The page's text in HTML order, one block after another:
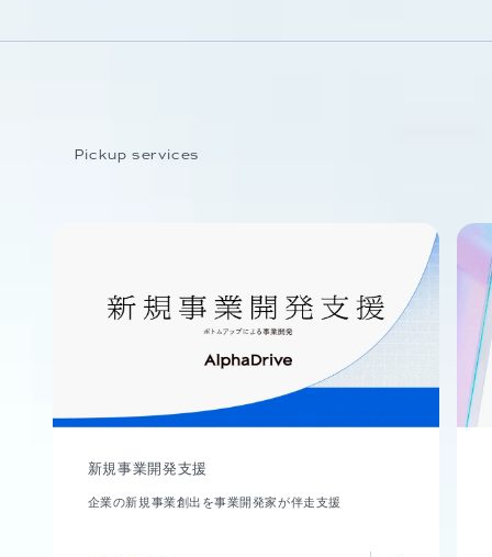
Pickup services
新規事業開発支援
企業の新規事業創出を事業開発家が伴走支援